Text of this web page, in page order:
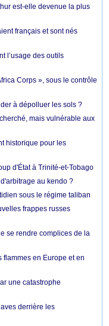
est-elle devenue la plus
français et sont nés
l’usage des outils
Corps », sous le contrôle
à dépolluer les sols ?
mais vulnérable aux
historique pour les
d'État à Trinité-et-Tobago
au kendo ?
sous le régime taliban
frappes russes
se rendre complices de la
flammes en Europe et en
une catastrophe
derrière les